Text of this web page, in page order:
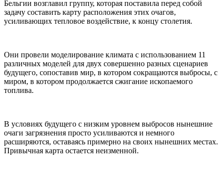
Бельгии возглавил группу, которая поставила перед собой
задачу составить карту расположения этих очагов,
усиливающих тепловое воздействие, к концу столетия.
Они провели моделирование климата с использованием 11
различных моделей для двух совершенно разных сценариев
будущего, сопоставив мир, в котором сокращаются выбросы, с
миром, в котором продолжается сжигание ископаемого
топлива.
В условиях будущего с низким уровнем выбросов нынешние
очаги загрязнения просто усиливаются и немного
расширяются, оставаясь примерно на своих нынешних местах.
Привычная карта остается неизменной.